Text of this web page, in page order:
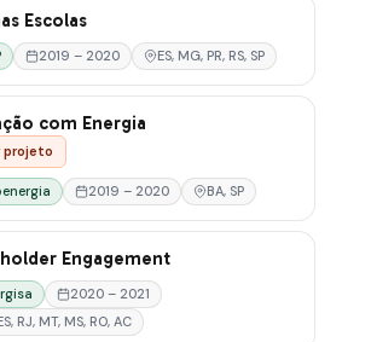
Escolas
2019 – 2020 ES, MG, PR, RS, SP
com Energia
projeto
2019 – 2020 BA, SP
Engagement
2020 – 2021
RJ, MT, MS, RO, AC